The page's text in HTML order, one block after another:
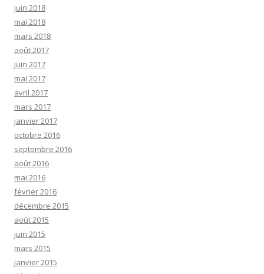
juin 2018
mai 2018
mars 2018
août 2017
juin 2017
mai 2017
avril 2017
mars 2017
janvier 2017
octobre 2016
septembre 2016
août 2016
mai 2016
février 2016
décembre 2015
août 2015
juin 2015
mars 2015
janvier 2015